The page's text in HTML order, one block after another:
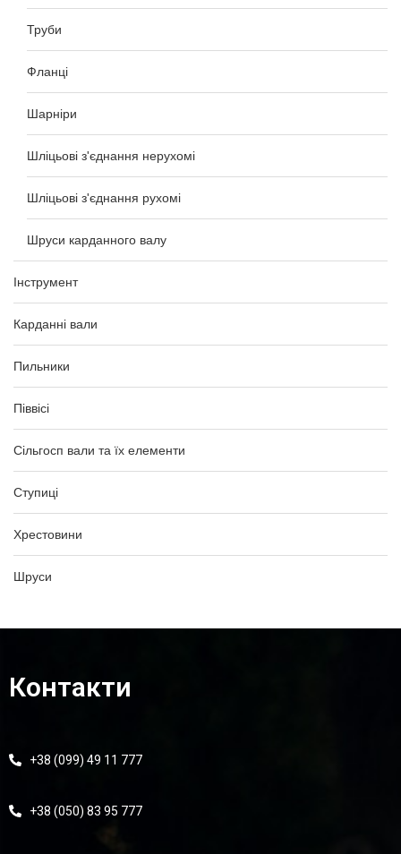
Труби
Фланці
Шарніри
Шліцьові з'єднання нерухомі
Шліцьові з'єднання рухомі
Шруси карданного валу
Інструмент
Карданні вали
Пильники
Піввісі
Сільгосп вали та їх елементи
Ступиці
Хрестовини
Шруси
Контакти
+38 (099) 49 11 777
+38 (050) 83 95 777